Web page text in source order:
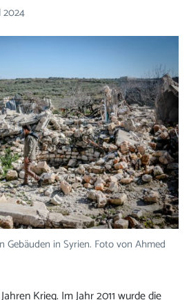
2024
Gebäuden in Syrien. Foto von Ahmed
Krieg. Im Jahr 2011 wurde die